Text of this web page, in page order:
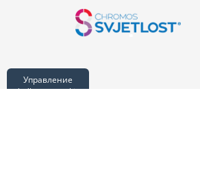
Управление
файлами cookie